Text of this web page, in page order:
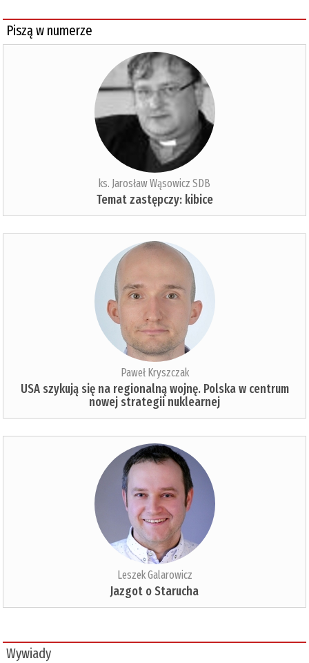
Piszą w numerze
ks. Jarosław Wąsowicz SDB
Temat zastępczy: kibice
Paweł Kryszczak
USA szykują się na regionalną wojnę. Polska w centrum
nowej strategii nuklearnej
Leszek Galarowicz
Jazgot o Starucha
Wywiady